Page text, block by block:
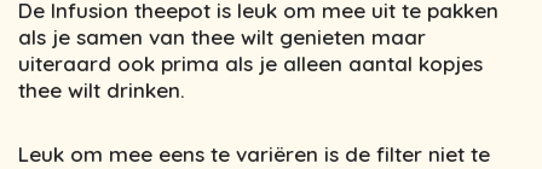
De Infusion theepot is leuk om mee uit te pakken
als je samen van thee wilt genieten maar
uiteraard ook prima als je alleen aantal kopjes
thee wilt drinken.
Leuk om mee eens te variëren is de filter niet te